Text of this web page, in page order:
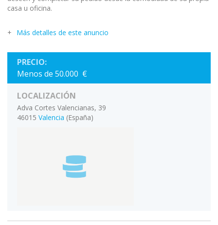
casa u oficina.
Más detalles de este anuncio
PRECIO:
Menos de 50.000 €
LOCALIZACIÓN
Adva Cortes Valencianas, 39
46015 Valencia (España)